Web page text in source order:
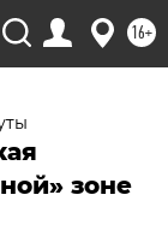
16+
зоне